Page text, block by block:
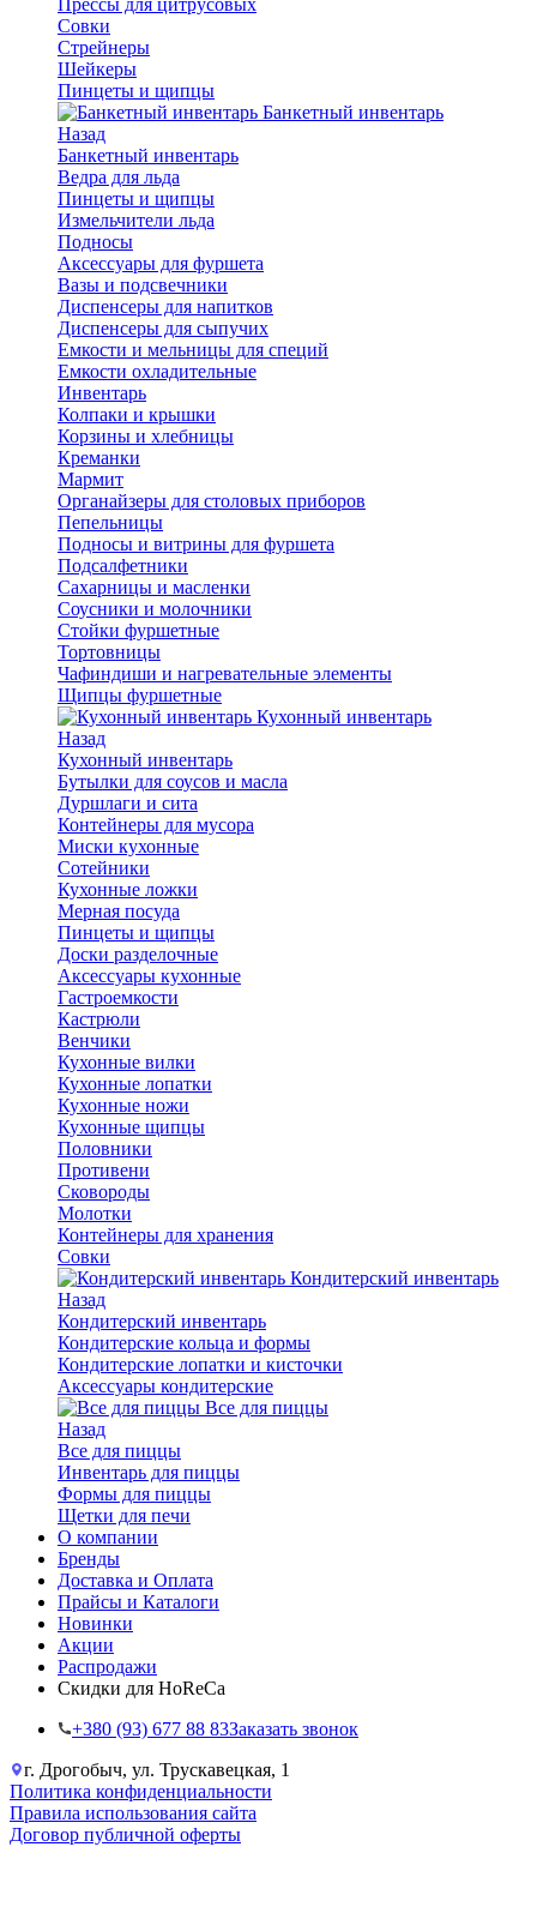
Совки
Стрейнеры
Шейкеры
Пинцеты и щипцы
Банкетный инвентарь
Назад
Банкетный инвентарь
Ведра для льда
Пинцеты и щипцы
Измельчители льда
Подносы
Аксессуары для фуршета
Вазы и подсвечники
Диспенсеры для напитков
Диспенсеры для сыпучих
Емкости и мельницы для специй
Емкости охладительные
Инвентарь
Колпаки и крышки
Корзины и хлебницы
Креманки
Мармит
Органайзеры для столовых приборов
Пепельницы
Подносы и витрины для фуршета
Подсалфетники
Сахарницы и масленки
Соусники и молочники
Стойки фуршетные
Тортовницы
Чафиндиши и нагревательные элементы
Щипцы фуршетные
Кухонный инвентарь
Назад
Кухонный инвентарь
Бутылки для соусов и масла
Дуршлаги и сита
Контейнеры для мусора
Миски кухонные
Сотейники
Кухонные ложки
Мерная посуда
Пинцеты и щипцы
Доски разделочные
Аксессуары кухонные
Гастроемкости
Кастрюли
Венчики
Кухонные вилки
Кухонные лопатки
Кухонные ножи
Кухонные щипцы
Половники
Противени
Сковороды
Молотки
Контейнеры для хранения
Совки
Кондитерский инвентарь
Назад
Кондитерский инвентарь
Кондитерские кольца и формы
Кондитерские лопатки и кисточки
Аксессуары кондитерские
Все для пиццы
Назад
Все для пиццы
Инвентарь для пиццы
Формы для пиццы
Щетки для печи
О компании
Бренды
Доставка и Оплата
Прайсы и Каталоги
Новинки
Акции
Распродажи
Скидки для HoReCa
+38‎0 (93) 677 88 83Заказать звонок
г. Дрогобыч, ул. Трускавецкая, 1
Политика конфиденциальности
Правила использования сайта
Договор публичной оферты